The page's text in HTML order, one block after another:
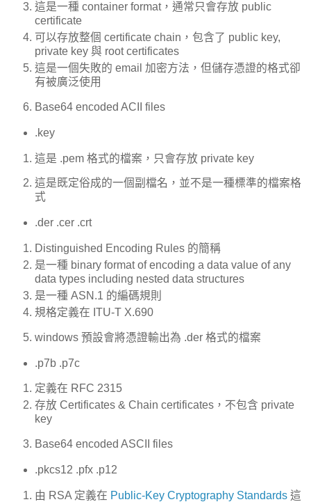
這是一種 container format，通常只會存放 public
certificate
可以存放整個 certificate chain，包含了 public key,
private key 與 root certificates
這是一個失敗的 email 加密方法，但儲存憑證的格式卻
有被廣泛使用
Base64 encoded ACII files
.key
這是 .pem 格式的檔案，只會存放 private key
這是既定俗成的一個副檔名，並不是一種標準的檔案格
式
.der .cer .crt
Distinguished Encoding Rules 的簡稱
是一種 binary format of encoding a data value of any
data types including nested data structures
是一種 ASN.1 的編碼規則
規格定義在 ITU-T X.690
windows 預設會將憑證輸出為 .der 格式的檔案
.p7b .p7c
定義在 RFC 2315
存放 Certificates & Chain certificates，不包含 private
key
Base64 encoded ASCII files
.pkcs12 .pfx .p12
由 RSA 定義在 Public-Key Cryptography Standards 這